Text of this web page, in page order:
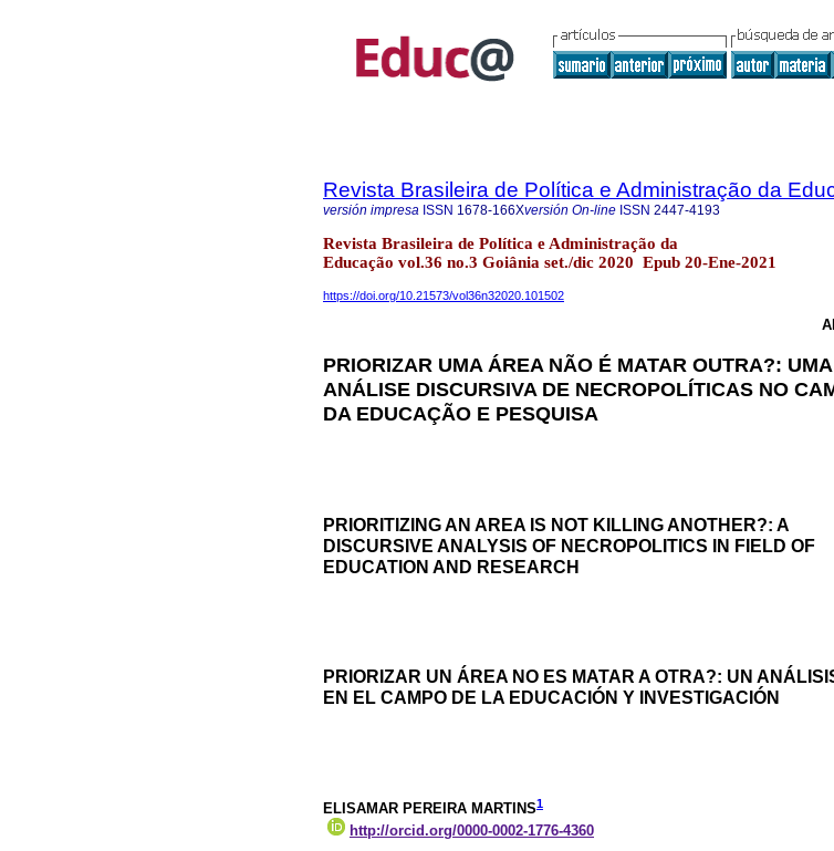
Revista Brasileira de Política e Administração da
versión impresa ISSN 1678-166Xversión On-line ISSN 2447-4193
Revista Brasileira de Política e Administração da
Educação vol.36 no.3 Goiânia set./dic 2020 Epub 20-Ene-2021
https://doi.org/10.21573/vol36n32020.101502
PRIORIZAR UMA ÁREA NÃO É MATAR OUTRA?: UMA
ANÁLISE DISCURSIVA DE NECROPOLÍTICAS NO
DA EDUCAÇÃO E PESQUISA
PRIORITIZING AN AREA IS NOT KILLING ANOTHER?: A
DISCURSIVE ANALYSIS OF NECROPOLITICS IN FIELD OF
EDUCATION AND RESEARCH
PRIORIZAR UN ÁREA NO ES MATAR A OTRA?: UN
EN EL CAMPO DE LA EDUCACIÓN Y INVESTIGACIÓN
ELISAMAR PEREIRA MARTINS1
http://orcid.org/0000-0002-1776-4360